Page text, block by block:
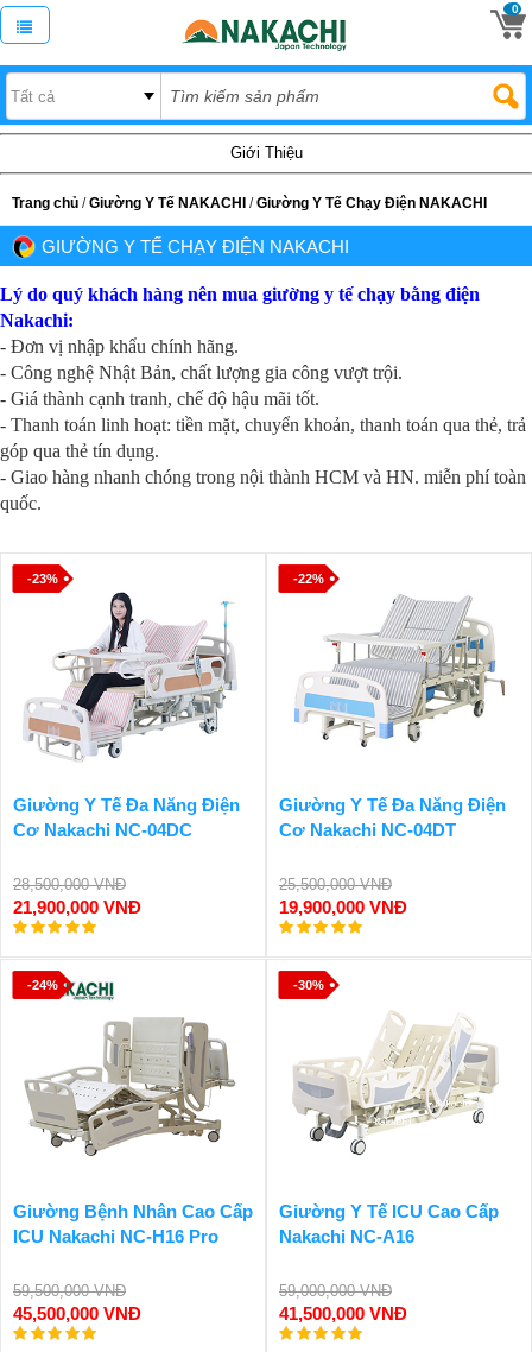
0
Giới Thiệu
Trang chủ /Giường Y Tế NAKACHI /Giường Y Tế Chạy Điện NAKACHI
GIƯỜNG Y TẾ CHẠY ĐIỆN NAKACHI
Lý do quý khách hàng nên mua giường y tế chạy bằng điện
Nakachi:
- Đơn vị nhập khẩu chính hãng.
- Công nghệ Nhật Bản, chất lượng gia công vượt trội.
- Giá thành cạnh tranh, chế độ hậu mãi tốt.
- Thanh toán linh hoạt: tiền mặt, chuyển khoản, thanh toán qua thẻ, trả
góp qua thẻ tín dụng.
- Giao hàng nhanh chóng trong nội thành HCM và HN. miễn phí toàn
quốc.
-23%
Giường Y Tế Đa Năng Điện
Cơ Nakachi NC-04DC
28,500,000 VNĐ
21,900,000 VNĐ
-22%
Giường Y Tế Đa Năng Điện
Cơ Nakachi NC-04DT
25,500,000 VNĐ
19,900,000 VNĐ
-24%
Giường Bệnh Nhân Cao Cấp
ICU Nakachi NC-H16 Pro
59,500,000 VNĐ
45,500,000 VNĐ
-30%
Giường Y Tế ICU Cao Cấp
Nakachi NC-A16
59,000,000 VNĐ
41,500,000 VNĐ